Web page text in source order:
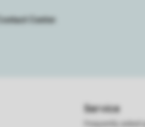
Contact Center
Service